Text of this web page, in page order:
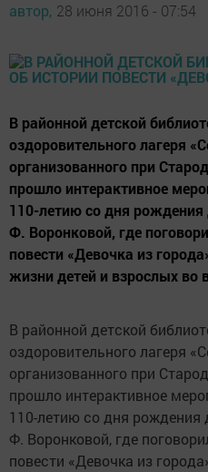
автор, 28 июня 2016 - 07:54
В районной детской
оздоровительного лагеря
организованного при
прошло интерактивное
110-летию со дня
Ф. Воронковой, где
повести «Девочка из
жизни детей и взрослых во
В районной детской
оздоровительного лагеря
организованного при
прошло интерактивное
110-летию со дня рождения
Ф. Воронковой, где
повести «Девочка из